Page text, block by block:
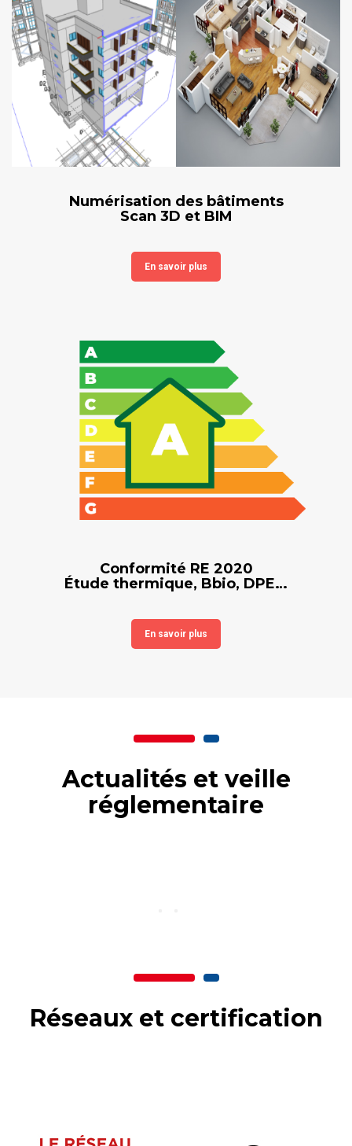
Numérisation des bâtiments
Scan 3D et BIM
En savoir plus
Conformité RE 2020
Étude thermique, Bbio, DPE…
En savoir plus
Actualités et veille
réglementaire
Réseaux et certification